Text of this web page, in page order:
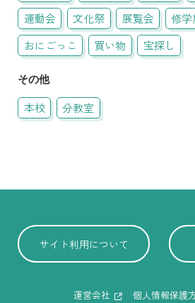
運動会
文化祭 展覧会 修学
おにごっこ
買い物 宝探し
その他
本校 分教室
サイト利用について
運営会社 個人情報保護